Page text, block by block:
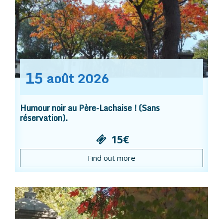
15 août 2026
Humour noir au Père-Lachaise ! (Sans
réservation).
15€
Find out more